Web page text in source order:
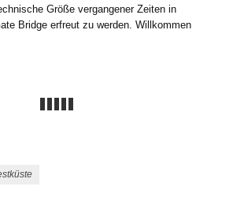
Größe vergangener Zeiten in
Bridge erfreut zu werden. Willkommen